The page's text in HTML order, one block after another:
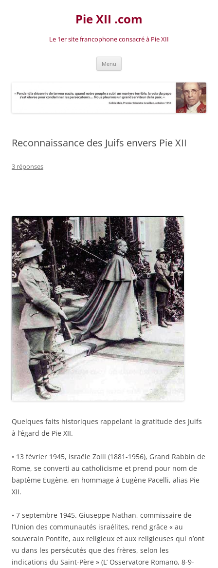
Pie XII .com
Le 1er site francophone consacré à Pie XII
Menu
Reconnaissance des Juifs envers Pie XII
3 réponses
Quelques faits historiques rappelant la gratitude des Juifs
à l’égard de Pie XII.
• 13 février 1945, Israële Zolli (1881-1956), Grand Rabbin de
Rome, se converti au catholicisme et prend pour nom de
baptême Eugène, en hommage à Eugène Pacelli, alias Pie
XII.
• 7 septembre 1945. Giuseppe Nathan, commissaire de
l’Union des communautés israélites, rend grâce « au
souverain Pontife, aux religieux et aux religieuses qui n’ont
vu dans les persécutés que des frères, selon les
indications du Saint-Père » (L’ Osservatore Romano, 8-9-